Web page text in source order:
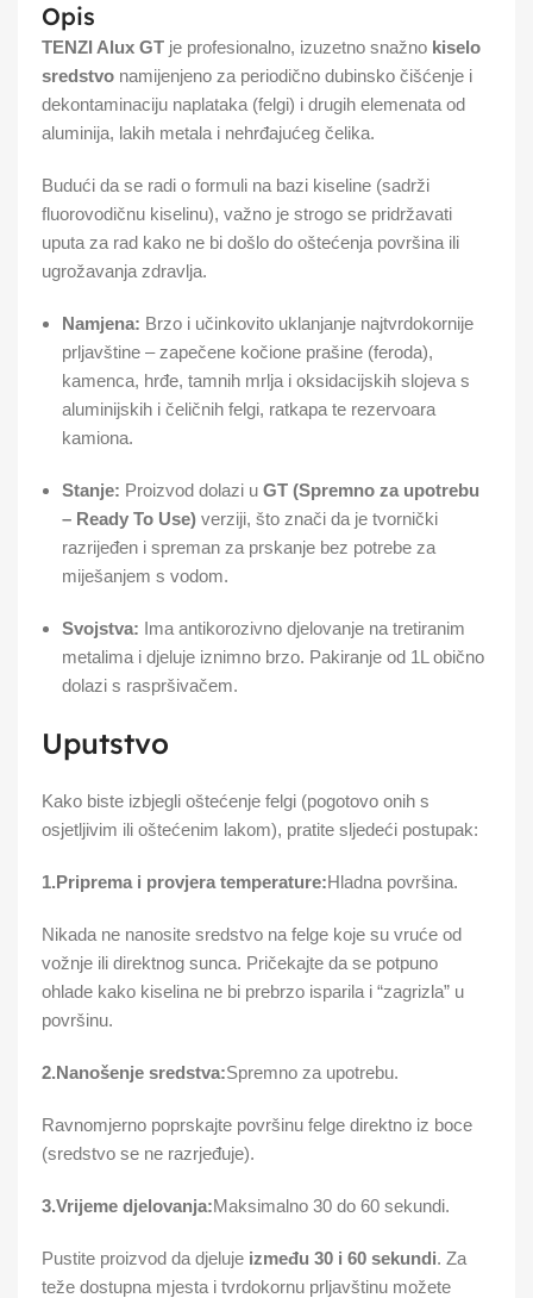
Opis
TENZI Alux GT je profesionalno, izuzetno snažno kiselo
sredstvo namijenjeno za periodično dubinsko čišćenje i
dekontaminaciju naplataka (felgi) i drugih elemenata od
aluminija, lakih metala i nehrđajućeg čelika.
Budući da se radi o formuli na bazi kiseline (sadrži
fluorovodičnu kiselinu), važno je strogo se pridržavati
uputa za rad kako ne bi došlo do oštećenja površina ili
ugrožavanja zdravlja.
Namjena: Brzo i učinkovito uklanjanje najtvrdokornije
prljavštine – zapečene kočione prašine (feroda),
kamenca, hrđe, tamnih mrlja i oksidacijskih slojeva s
aluminijskih i čeličnih felgi, ratkapa te rezervoara
kamiona.
Stanje: Proizvod dolazi u GT (Spremno za upotrebu
– Ready To Use) verziji, što znači da je tvornički
razrijeđen i spreman za prskanje bez potrebe za
miješanjem s vodom.
Svojstva: Ima antikorozivno djelovanje na tretiranim
metalima i djeluje iznimno brzo. Pakiranje od 1L obično
dolazi s raspršivačem.
Uputstvo
Kako biste izbjegli oštećenje felgi (pogotovo onih s
osjetljivim ili oštećenim lakom), pratite sljedeći postupak:
1.Priprema i provjera temperature:Hladna površina.
Nikada ne nanosite sredstvo na felge koje su vruće od
vožnje ili direktnog sunca. Pričekajte da se potpuno
ohlade kako kiselina ne bi prebrzo isparila i “zagrizla” u
površinu.
2.Nanošenje sredstva:Spremno za upotrebu.
Ravnomjerno poprskajte površinu felge direktno iz boce
(sredstvo se ne razrjeđuje).
3.Vrijeme djelovanja:Maksimalno 30 do 60 sekundi.
Pustite proizvod da djeluje između 30 i 60 sekundi. Za
teže dostupna mjesta i tvrdokornu prljavštinu možete